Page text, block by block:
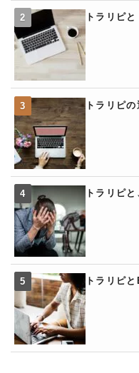
トラリピ
トラリピ
トラリピ
トラリピ